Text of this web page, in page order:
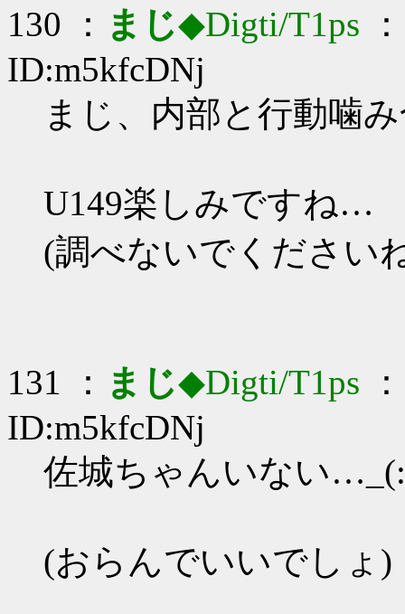
130 ： まじ◆Digti/T1ps
ID:m5kfcDNj
まじ、内部と行動噛
U149楽しみですね…
(調べないでください
131 ： まじ◆Digti/T1ps
ID:m5kfcDNj
佐城ちゃんいない
(おらんでいいでしょ)